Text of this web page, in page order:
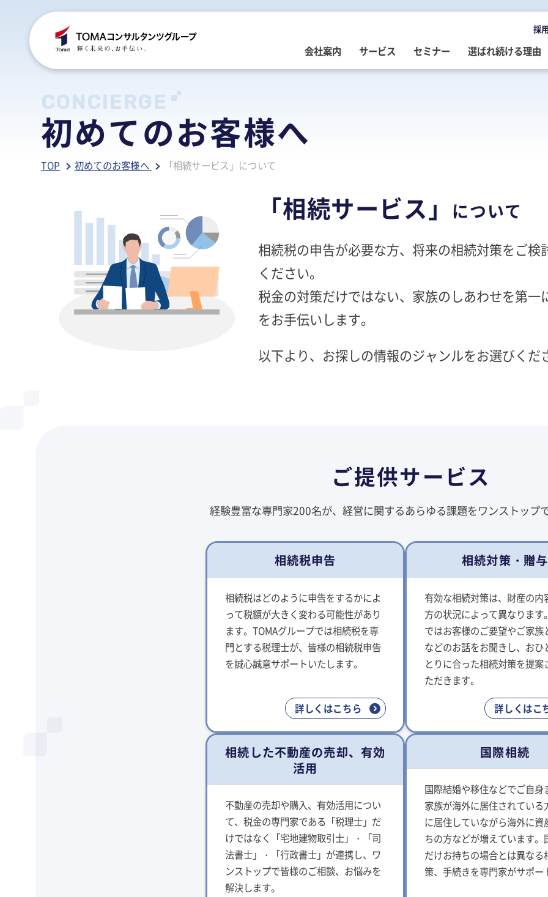
採
会社案内
ご挨拶
グループ企業
サービス
税務・会計・監査
国際税務・海外進出
人事・労務 人材開発・組織開発
アウトソーシング 公益・非営利法人コンサル
相続 不動産コンサルティング
セミナー
経営・財務
人事・労務
事業承継・相続 資産活用
医療介護
選ばれ続ける理由
税務・会計ブログ
行政書士業務ブログ
人事・労務ブログ 人材・組織開発ブログ
病院・医院経営ブログ 公益法人・非営利法人ブログ
相続ブログ
社長のブログ ～100年続く企業を
創る～
CONCIERGE
初めてのお客様へ
TOP 初めてのお客様へ 「相続サービス」について
「相続サービス」 について
相続税の申告が必要な方、将来の相続対策をご検
ください。
税金の対策だけではない、家族のしあわせを第一
をお手伝いします。
以下より、お探しの情報のジャンルをお選びくだ
ご提供サービス
経験豊富な専門家200名が、経営に関するあらゆる課題をワンストップ
相続税申告
相続税はどのように申告をするかによ
って税額が大きく変わる可能性があり
ます。TOMAグループでは相続税を専
門とする税理士が、皆様の相続税申告
を誠心誠意サポートいたします。
詳しくはこちら
相続対策・贈与
有効な相続対策は、財産の内
方の状況によって異なります
ではお客様のご要望やご家族
などのお話をお聞きし、おひ
とりに合った相続対策を提案
ただきます。
詳しくはこ
相続した不動産の売却、有効
活用
不動産の売却や購入、有効活用につい
て、税金の専門家である「税理士」だ
けではなく「宅地建物取引士」・「司
法書士」・「行政書士」が連携し、ワ
ンストップで皆様のご相談、お悩みを
解決します。
国際相続
国際結婚や移住などでご自身
家族が海外に居住されている
に居住していながら海外に資
ちの方などが増えています。
だけお持ちの場合とは異なる
策、手続きを専門家がサポー